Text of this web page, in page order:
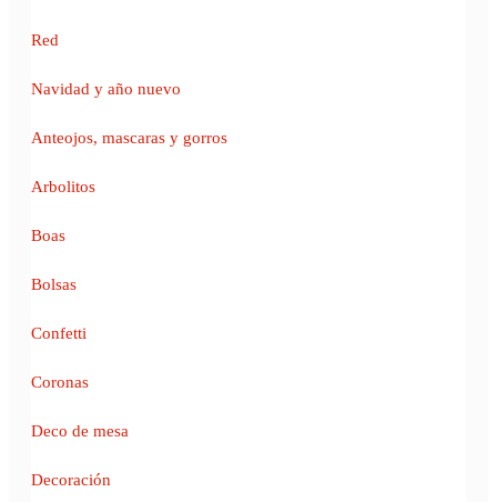
Red
Navidad y año nuevo
Anteojos, mascaras y gorros
Arbolitos
Boas
Bolsas
Confetti
Coronas
Deco de mesa
Decoración